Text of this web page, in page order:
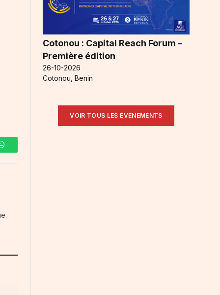
WhatsApp
Cotonou : Capital Reach Forum –
Première édition
26-10-2026
Cotonou, Benin
VOIR TOUS LES ÉVÉNEMENTS